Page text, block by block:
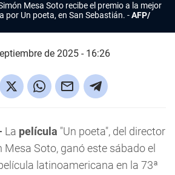
Mesa Soto recibe el premio a la mejor
por Un poeta, en San Sebastián.
AFP/
de 2025 - 16:26
La película "Un poeta", del director
Soto, ganó este sábado el
latinoamericana en la 73ª